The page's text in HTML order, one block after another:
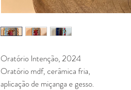
Oratório Intenção, 2024
Oratório mdf, cerâmica fria,
aplicação de miçanga e gesso.